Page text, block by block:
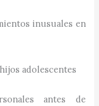
inusuales en
adolescentes
antes de